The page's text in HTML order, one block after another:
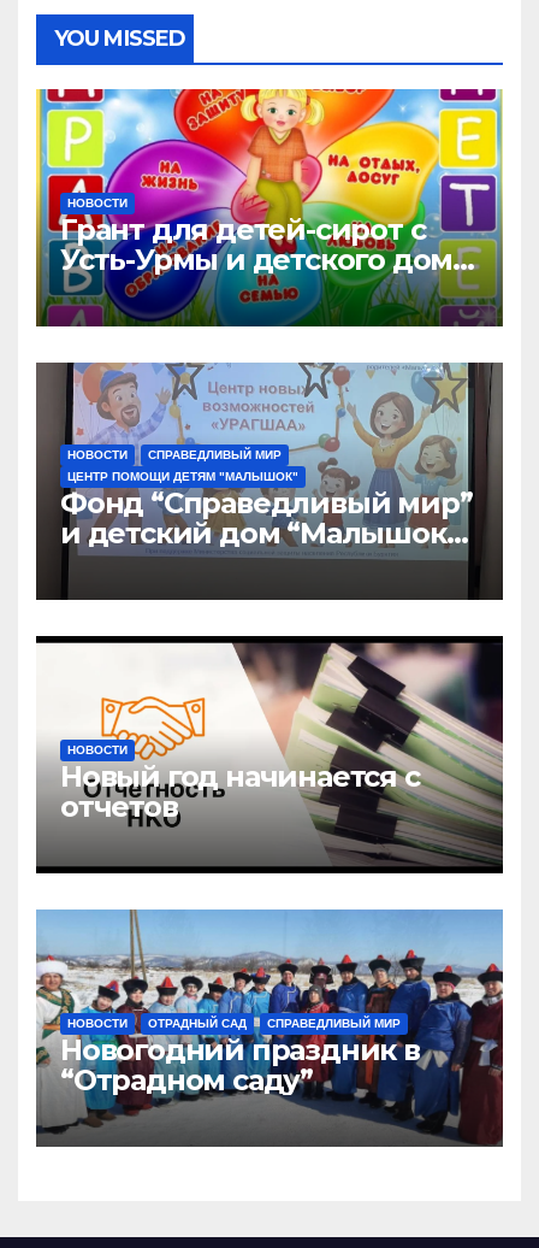
YOU MISSED
НОВОСТИ
Грант для детей-сирот с
Усть-Урмы и детского дома
“Малышок”
НОВОСТИ
СПРАВЕДЛИВЫЙ МИР
ЦЕНТР ПОМОЩИ ДЕТЯМ "МАЛЫШОК"
Фонд “Справедливый мир”
и детский дом “Малышок”
открыли центр новых
возможностей “УРАГШАА”
НОВОСТИ
Новый год начинается с
отчетов
НОВОСТИ ОТРАДНЫЙ САД СПРАВЕДЛИВЫЙ МИР
Новогодний праздник в
“Отрадном саду”